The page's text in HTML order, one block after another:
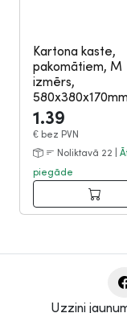
Kartona kaste,
pakomātiem, M
izmērs,
brūna
1.39
€ bez PVN
Noliktavā 22 |
piegāde
Uzzini